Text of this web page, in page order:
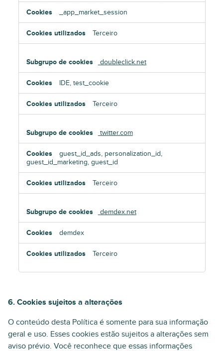
_app_market_session
Terceiro
doubleclick.net
IDE, test_cookie
Terceiro
twitter.com
guest_id_ads, personalization_id,
guest_id_marketing, guest_id
Terceiro
demdex.net
demdex
Terceiro
6. Cookies sujeitos a alterações
O conteúdo desta Política é somente para sua informação
geral e uso. Esses cookies estão sujeitos a alterações sem
aviso prévio. Você reconhece que essas informações